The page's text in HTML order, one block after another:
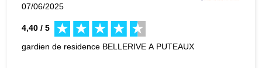
07/06/2025
4,40 / 5
gardien de residence BELLERIVE A PUTEAUX